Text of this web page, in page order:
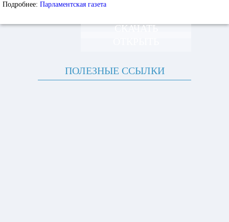
Подробнее: Парламентская газета
СКАЧАТЬ
ПОЛЕЗНЫЕ ССЫЛКИ